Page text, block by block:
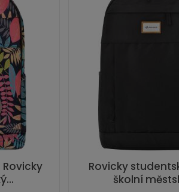
Rovicky
školní